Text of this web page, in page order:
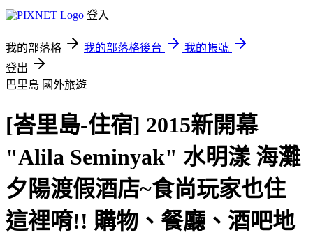
登入
我的部落格 我的部落格後台
我的帳號
登出
巴里島 國外旅遊
[峇里島-住宿] 2015新開幕
"Alila Seminyak" 水明漾 海灘
夕陽渡假酒店~食尚玩家也住
這裡唷!! 購物、餐廳、酒吧地